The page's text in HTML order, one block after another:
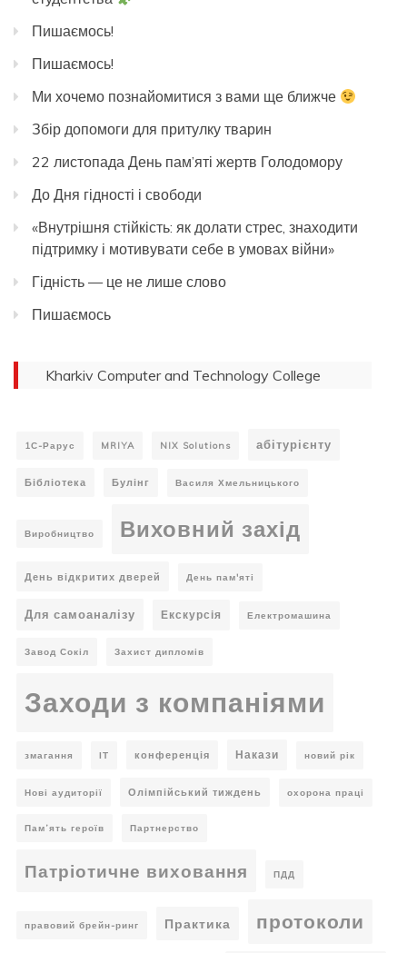
Пишаємось!
Пишаємось!
Ми хочемо познайомитися з вами ще ближче
Збір допомоги для притулку тварин
22 листопада День пам’яті жертв Голодомору
До Дня гідності і свободи
«Внутрішня стійкість: як долати стрес, знаходити
підтримку і мотивувати себе в умовах війни»
Гідність — це не лише слово
Пишаємось
Kharkiv Computer and Technology College
1С-Рарус MRIYA NIX Solutions абітурієнту
Бібліотека Булінг Василя Хмельницького
Виробництво Виховний захід
День відкритих дверей День пам'яті
Для самоаналізу Екскурсія Електромашина
Завод Сокіл Захист дипломів
Заходи з компаніями
змагання ІТ конференція Накази новий рік
Нові аудиторії Олімпійський тиждень охорона праці
Пам’ять героїв Партнерство
Патріотичне виховання ПДД
правовий брейн-ринг Практика протоколи